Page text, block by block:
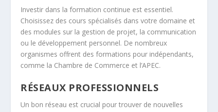
Investir dans la formation continue est essentiel.
Choisissez des cours spécialisés dans votre domaine et
des modules sur la gestion de projet, la communication
ou le développement personnel. De nombreux
organismes offrent des formations pour indépendants,
comme la Chambre de Commerce et l’APEC.
RÉSEAUX PROFESSIONNELS
Un bon réseau est crucial pour trouver de nouvelles